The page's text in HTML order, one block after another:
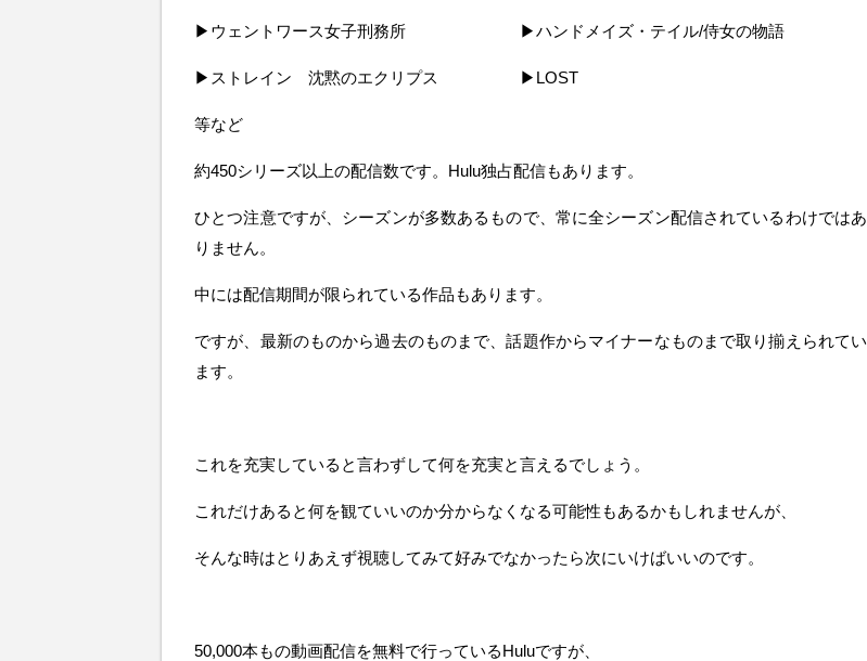
▶ウェントワース女子刑務所 ▶ハンドメイズ・テイル/侍女の物語
▶ストレイン 沈黙のエクリプス ▶LOST
等など
約450シリーズ以上の配信数です。Hulu独占配信もあります。
ひとつ注意ですが、シーズンが多数あるもので、常に全シーズン配信されているわけではあ
りません。
中には配信期間が限られている作品もあります。
ですが、最新のものから過去のものまで、話題作からマイナーなものまで取り揃えられてい
ます。
これを充実していると言わずして何を充実と言えるでしょう。
これだけあると何を観ていいのか分からなくなる可能性もあるかもしれませんが、
そんな時はとりあえず視聴してみて好みでなかったら次にいけばいいのです。
50,000本もの動画配信を無料で行っているHuluですが、